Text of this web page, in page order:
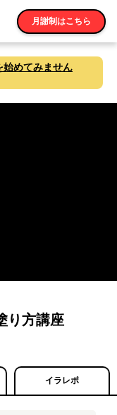
月謝制はこちら
始めてみません
り方講座
イラレポ